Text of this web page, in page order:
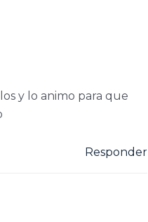
y lo animo para que
Responder